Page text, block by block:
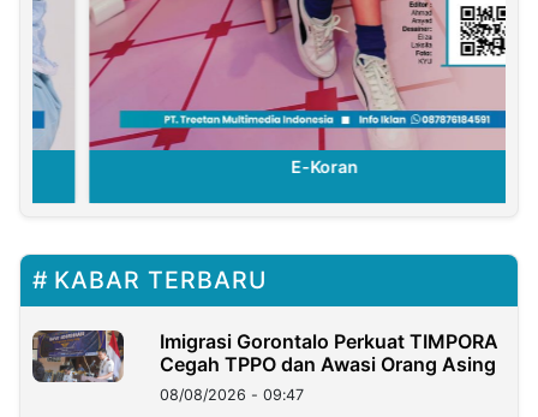
E-Koran
KABAR TERBARU
Imigrasi Gorontalo Perkuat TIMPORA
Cegah TPPO dan Awasi Orang Asing
08/08/2026 - 09:47